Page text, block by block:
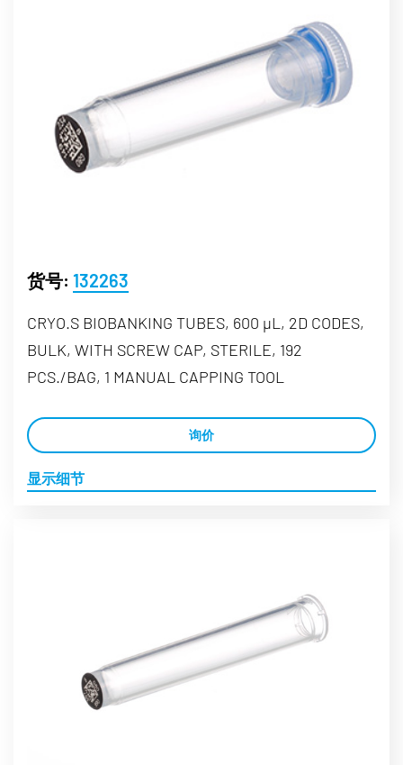
货号: 132263
CRYO.S BIOBANKING TUBES, 600 µL, 2D CODES,
BULK, WITH SCREW CAP, STERILE, 192
PCS./BAG, 1 MANUAL CAPPING TOOL
询价
显示细节